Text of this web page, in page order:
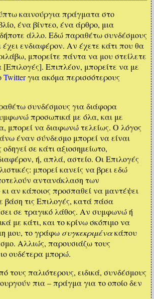
καινούργια πράγματα στο
ένα βίντεο, ένα άρθρο, μια
άλλο. Εδώ παραθέτω συνδέσμους
έχει ενδιαφέρον. Αν έχετε κάτι που θα
μπορείτε πάντα να μου στείλετε
[Επιλογές]. Επιπλέον, μπορείτε να με
Twitterγια ακόμα περισσότερους
συνδέσμους για διάφορα
προσωπικά με όλα, και με
μπορεί να διαφωνώ τελείως. Ο λόγος
έναν σύνδεσμο μπορεί να είναι
σε κάτι αξιοσημείωτο,
ή, απλά, αστείο. Οι Επιλογές
μπορεί κανείς να βρει εδώ
αντανάκλαση των
αν κάποιος προσπαθεί να μαντέψει
βάση τις Επιλογές, κατά πάσα
σε τραγικό λάθος. Αν συμφωνώ ή
με κάτι, και το κρίνω σκόπιμο να
μου, το γράφω συγκεκριμένακάπου
Αλλιώς, παρουσιάζω τους
ουδέτερα μπορώ.
τους παλιότερους, ειδικά, συνδέσμους
πια – πράγμα για το οποίο δεν